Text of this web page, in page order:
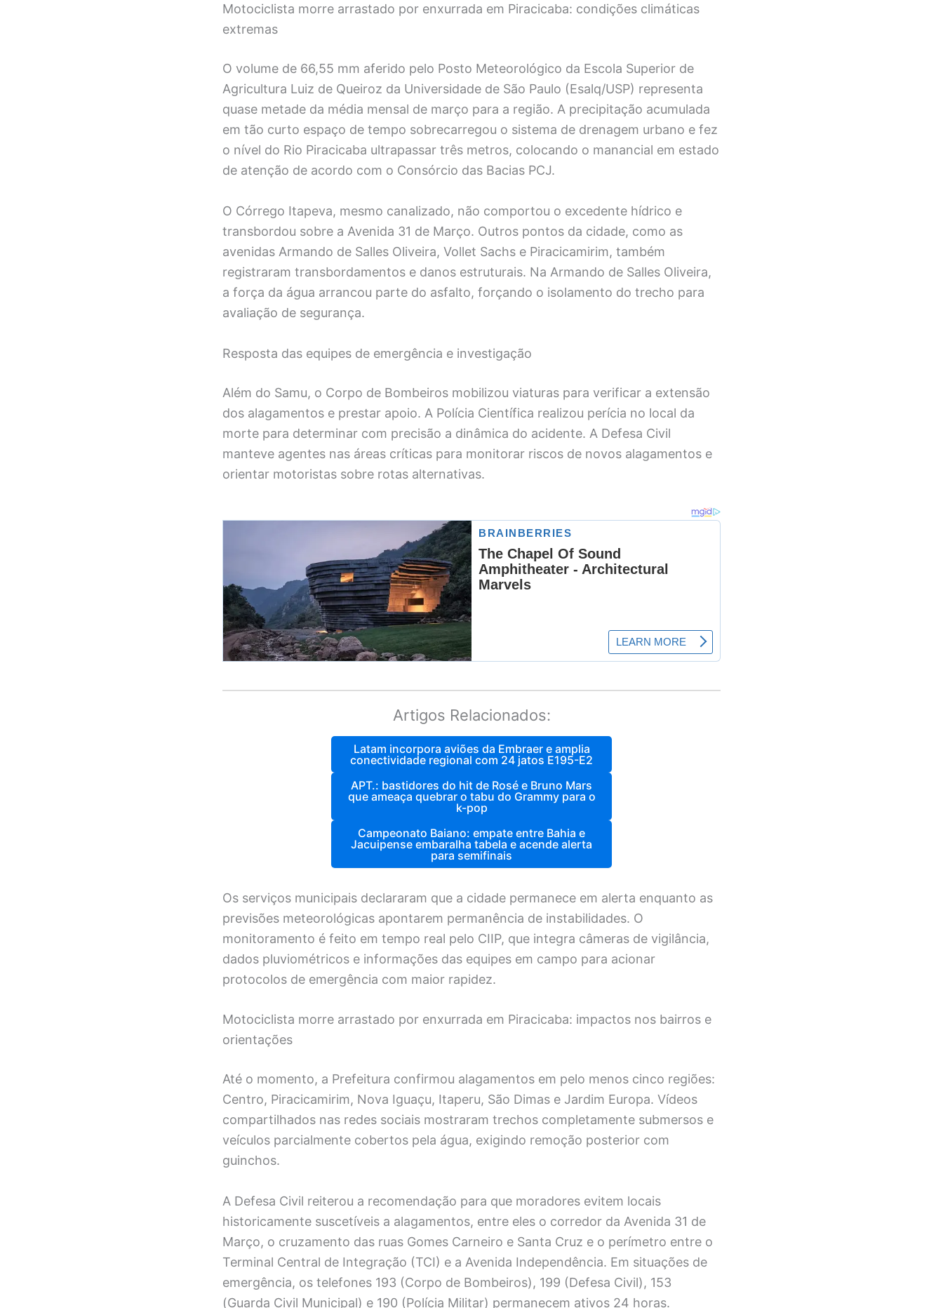
Motociclista morre arrastado por enxurrada em Piracicaba: condições climáticas
extremas
O volume de 66,55 mm aferido pelo Posto Meteorológico da Escola Superior de
Agricultura Luiz de Queiroz da Universidade de São Paulo (Esalq/USP) representa
quase metade da média mensal de março para a região. A precipitação acumulada
em tão curto espaço de tempo sobrecarregou o sistema de drenagem urbano e fez
o nível do Rio Piracicaba ultrapassar três metros, colocando o manancial em estado
de atenção de acordo com o Consórcio das Bacias PCJ.
O Córrego Itapeva, mesmo canalizado, não comportou o excedente hídrico e
transbordou sobre a Avenida 31 de Março. Outros pontos da cidade, como as
avenidas Armando de Salles Oliveira, Vollet Sachs e Piracicamirim, também
registraram transbordamentos e danos estruturais. Na Armando de Salles Oliveira,
a força da água arrancou parte do asfalto, forçando o isolamento do trecho para
avaliação de segurança.
Resposta das equipes de emergência e investigação
Além do Samu, o Corpo de Bombeiros mobilizou viaturas para verificar a extensão
dos alagamentos e prestar apoio. A Polícia Científica realizou perícia no local da
morte para determinar com precisão a dinâmica do acidente. A Defesa Civil
manteve agentes nas áreas críticas para monitorar riscos de novos alagamentos e
orientar motoristas sobre rotas alternativas.
Artigos Relacionados:
Latam incorpora aviões da Embraer e amplia
conectividade regional com 24 jatos E195-E2
APT.: bastidores do hit de Rosé e Bruno Mars
que ameaça quebrar o tabu do Grammy para o
k-pop
Campeonato Baiano: empate entre Bahia e
Jacuipense embaralha tabela e acende alerta
para semifinais
Os serviços municipais declararam que a cidade permanece em alerta enquanto as
previsões meteorológicas apontarem permanência de instabilidades. O
monitoramento é feito em tempo real pelo CIIP, que integra câmeras de vigilância,
dados pluviométricos e informações das equipes em campo para acionar
protocolos de emergência com maior rapidez.
Motociclista morre arrastado por enxurrada em Piracicaba: impactos nos bairros e
orientações
Até o momento, a Prefeitura confirmou alagamentos em pelo menos cinco regiões:
Centro, Piracicamirim, Nova Iguaçu, Itaperu, São Dimas e Jardim Europa. Vídeos
compartilhados nas redes sociais mostraram trechos completamente submersos e
veículos parcialmente cobertos pela água, exigindo remoção posterior com
guinchos.
A Defesa Civil reiterou a recomendação para que moradores evitem locais
historicamente suscetíveis a alagamentos, entre eles o corredor da Avenida 31 de
Março, o cruzamento das ruas Gomes Carneiro e Santa Cruz e o perímetro entre o
Terminal Central de Integração (TCI) e a Avenida Independência. Em situações de
emergência, os telefones 193 (Corpo de Bombeiros), 199 (Defesa Civil), 153
(Guarda Civil Municipal) e 190 (Polícia Militar) permanecem ativos 24 horas.